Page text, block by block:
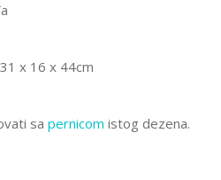
x 16 x 44cm
sa pernicom istog dezena.